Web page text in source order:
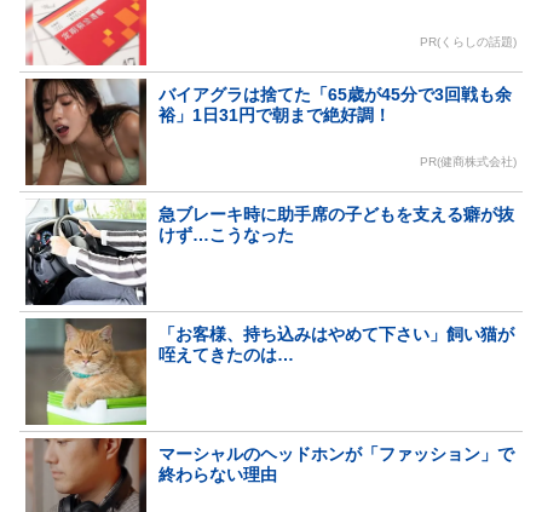
PR(くらしの話題)
バイアグラは捨てた「65歳が45分で3回戦も余
裕」1日31円で朝まで絶好調！
PR(健商株式会社)
急ブレーキ時に助手席の子どもを支える癖が抜
けず…こうなった
「お客様、持ち込みはやめて下さい」飼い猫が
咥えてきたのは…
マーシャルのヘッドホンが「ファッション」で
終わらない理由